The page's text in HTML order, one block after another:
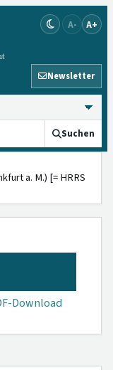
A- A+
Newsletter
Suchen
a. M.) [= HRRS
Download